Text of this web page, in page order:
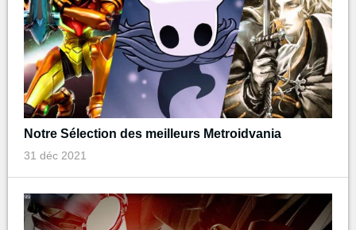
Notre Sélection des meilleurs Metroidvania
31 déc 2021